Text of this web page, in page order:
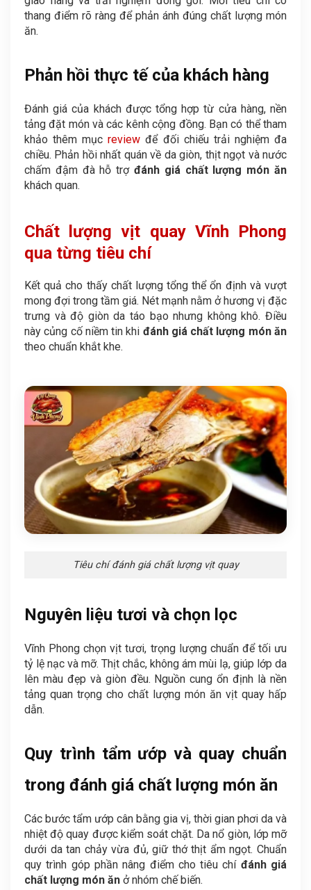
thang điểm rõ ràng để phản ánh đúng chất lượng món
ăn.
Phản hồi thực tế của khách hàng
Đánh giá của khách được tổng hợp từ cửa hàng, nền
tảng đặt món và các kênh cộng đồng. Bạn có thể tham
khảo thêm mục review để đối chiếu trải nghiệm đa
chiều. Phản hồi nhất quán về da giòn, thịt ngọt và nước
chấm đậm đà hỗ trợ đánh giá chất lượng món ăn
khách quan.
Chất lượng vịt quay Vĩnh Phong
qua từng tiêu chí
Kết quả cho thấy chất lượng tổng thể ổn định và vượt
mong đợi trong tầm giá. Nét mạnh nằm ở hương vị đặc
trưng và độ giòn da táo bạo nhưng không khô. Điều
này củng cố niềm tin khi đánh giá chất lượng món ăn
theo chuẩn khắt khe.
Tiêu chí đánh giá chất lượng vịt quay
Nguyên liệu tươi và chọn lọc
Vĩnh Phong chọn vịt tươi, trọng lượng chuẩn để tối ưu
tỷ lệ nạc và mỡ. Thịt chắc, không ám mùi lạ, giúp lớp da
lên màu đẹp và giòn đều. Nguồn cung ổn định là nền
tảng quan trọng cho chất lượng món ăn vịt quay hấp
dẫn.
Quy trình tẩm ướp và quay chuẩn
trong đánh giá chất lượng món ăn
Các bước tẩm ướp cân bằng gia vị, thời gian phơi da và
nhiệt độ quay được kiểm soát chặt. Da nổ giòn, lớp mỡ
dưới da tan chảy vừa đủ, giữ thớ thịt ẩm ngọt. Chuẩn
quy trình góp phần nâng điểm cho tiêu chí đánh giá
chất lượng món ăn ở nhóm chế biến.